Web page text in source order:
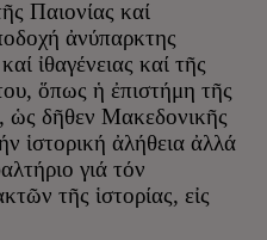
Παιονίας καί
ἀνύπαρκτης
ἰθαγένειας καί τῆς
ὅπως ἡ ἐπιστήμη τῆς
ὡς δῆθεν Μακεδονικῆς
ἱστορική ἀλήθεια ἀλλά
γιά τόν
τῆς ἱστορίας, εἰς